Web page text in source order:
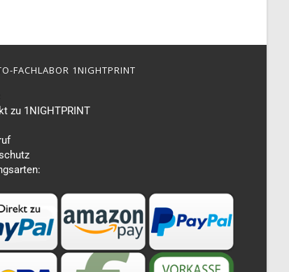
FACHLABOR 1NIGHTPRINT
zu 1NIGHTPRINT